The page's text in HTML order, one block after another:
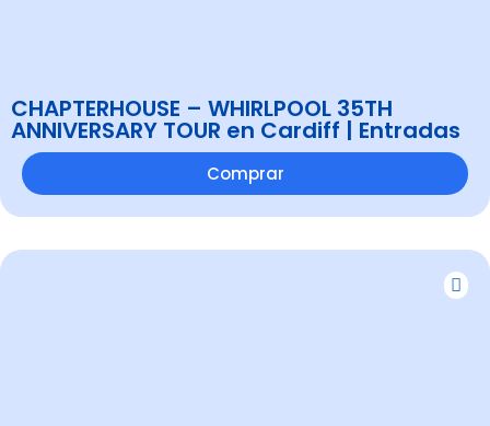
CHAPTERHOUSE – WHIRLPOOL 35TH
ANNIVERSARY TOUR en Cardiff | Entradas
Comprar